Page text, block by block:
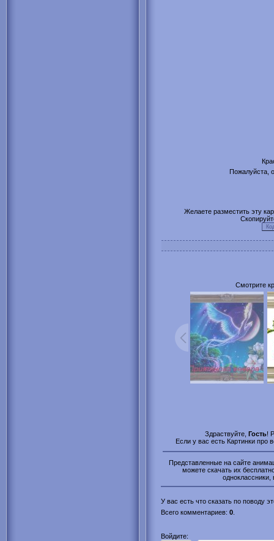
Пожалуйста,
Желаете разместить эту
Смотрите
Здраствуйте, Гость!
Если у вас есть Картинки
Представленные на сайте
можете скачать их
одноклассники,
У вас есть что сказать по поводу
Всего комментариев: 0
Войдите: